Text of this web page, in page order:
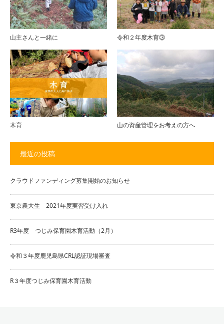
山主さんと一緒に 令和２年度木育③
木育 山の資産管理をお考えの方へ
最近の投稿
クラウドファンディング募集開始のお知らせ
東京農大生 2021年度実習受け入れ
R3年度 つじみ保育園木育活動（2月）
令和３年度鹿児島県CRL認証現場審査
R３年度つじみ保育園木育活動